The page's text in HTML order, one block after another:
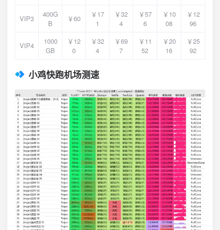
VIP3
400G
B
￥60
￥17
1
￥32
4
￥57
6
￥10
08
￥12
96
VIP4
1000
GB
￥12
0
￥32
4
￥69
7
￥11
52
￥20
16
￥25
92
小鸡快跑机场测速